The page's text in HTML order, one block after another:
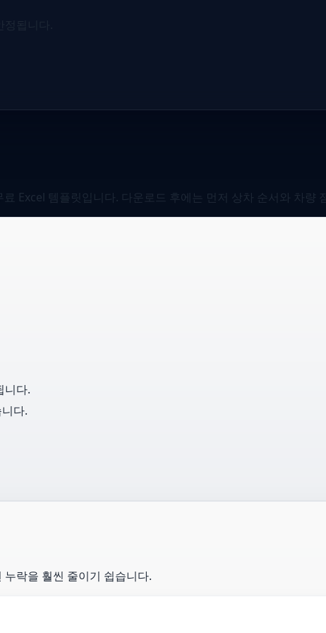
됩니다.
Excel 템플릿입니다. 다운로드 후에는 먼저 상차 순서와 차량
니다.
다.
락을 훨씬 줄이기 쉽습니다.